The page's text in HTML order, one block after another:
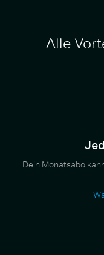
Alle
Dein Monatsabo